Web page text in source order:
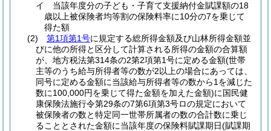
イ
当該年度分の子ども・子育て支援納付金賦課額の18
歳以上被保険者均等割の保険料率に10分の7を乗じて
得た額
(2)
第1項第1号に規定する総所得金額及び山林所得金額並
びに他の所得と区分して計算される所得の金額の合算額
が、地方税法第314条の2第2項第1号に定める金額(世帯
主等のうち給与所得者等の数が2以上の場合にあっては、
同号に定める金額に当該給与所得者等の数から1を減じた
数に100,000円を乗じて得た金額を加えた金額)に国民健
康保険法施行令第29条の7第6項第3号ロの規定において
被保険者の数と特定同一世帯所属者の数の合計数に乗じ
ることとされた金額に当該年度の保険料賦課期日(賦課期